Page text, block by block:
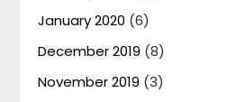
January 2020 (6)
December 2019 (8)
November 2019 (3)